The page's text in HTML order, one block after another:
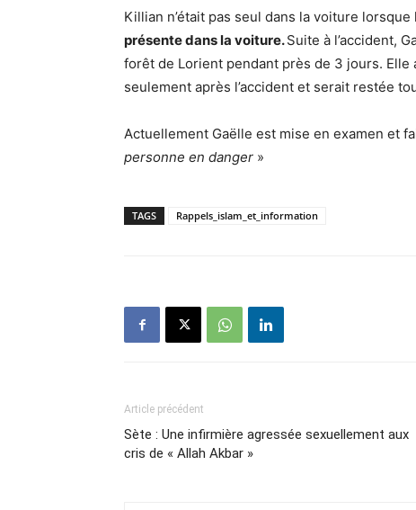
Killian n’était pas seul dans la voiture lorsque
présente dans la voiture.Suite à l’accident,
forêt de Lorient pendant près de 3 jours.
seulement après l’accident et serait restée
Actuellement Gaëlle est mise en examen et
personne en danger »
TAGS Rappels_islam_et_information
Article précédent
Sète : Une infirmière agressée sexuellement aux
cris de « Allah Akbar »